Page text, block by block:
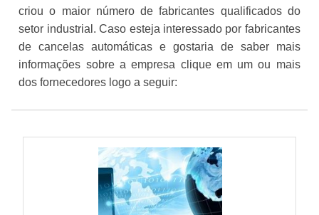
criou o maior número de fabricantes qualificados do
setor industrial. Caso esteja interessado por fabricantes
de cancelas automáticas e gostaria de saber mais
informações sobre a empresa clique em um ou mais
dos fornecedores logo a seguir: